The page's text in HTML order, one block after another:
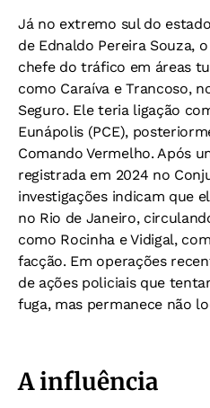
Já no extremo sul do
de Ednaldo Pereira Souza,
chefe do tráfico em áreas
como Caraíva e Trancoso,
Seguro. Ele teria ligação
Eunápolis (PCE),
Comando Vermelho. Após
registrada em 2024 no
investigações indicam que
no Rio de Janeiro,
como Rocinha e Vidigal,
facção. Em operações
de ações policiais que
fuga, mas permanece não
A influência